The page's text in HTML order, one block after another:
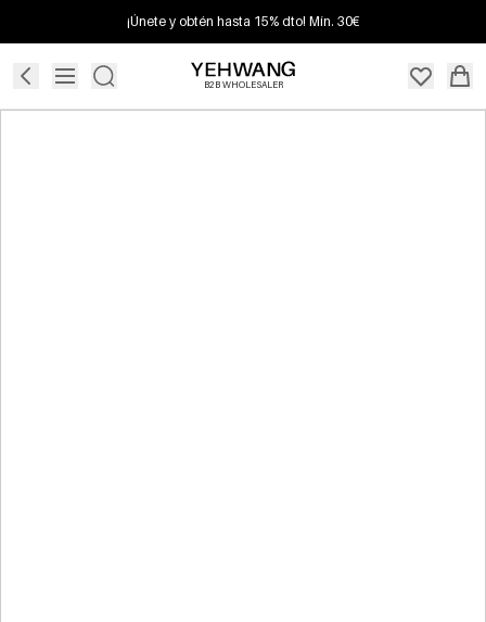
¡Únete y obtén hasta 15% dto! Mín. 30€
B2B WHOLESALER